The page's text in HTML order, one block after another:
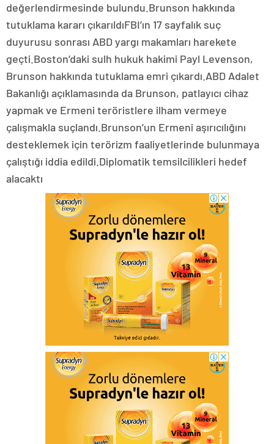
değerlendirmesinde bulundu.Brunson hakkında
tutuklama kararı çıkarıldıFBI’ın 17 sayfalık suç
duyurusu sonrası ABD yargı makamları harekete
geçti.Boston’daki sulh hukuk hakimi Payl Levenson,
Brunson hakkında tutuklama emri çıkardı.ABD Adalet
Bakanlığı açıklamasında da Brunson, patlayıcı cihaz
yapmak ve Ermeni teröristlere ilham vermeye
çalışmakla suçlandı.Brunson’un Ermeni aşırıcılığını
desteklemek için terörizm faaliyetlerinde bulunmaya
çalıştığı iddia edildi.Diplomatik temsilcilikleri hedef
alacaktı